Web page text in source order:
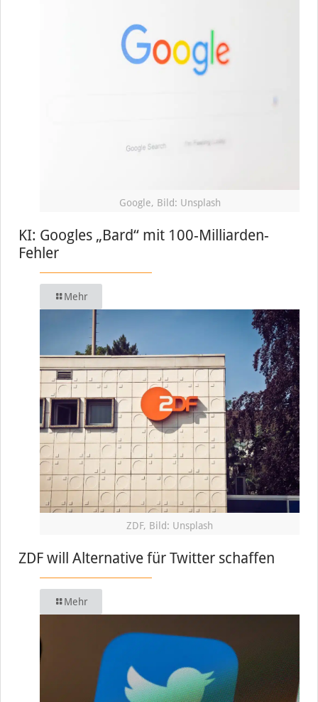
Google, Bild: Unsplash
KI: Googles „Bard“ mit 100-Milliarden-
Fehler
Mehr
ZDF, Bild: Unsplash
ZDF will Alternative für Twitter schaffen
Mehr